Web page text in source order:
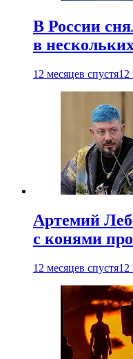
В России
в
12 месяцев спустя12
Артемий
с конями
12 месяцев спустя12